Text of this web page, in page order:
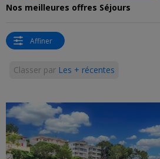
Nos meilleures offres Séjours
Affiner
Classer par Les + récentes